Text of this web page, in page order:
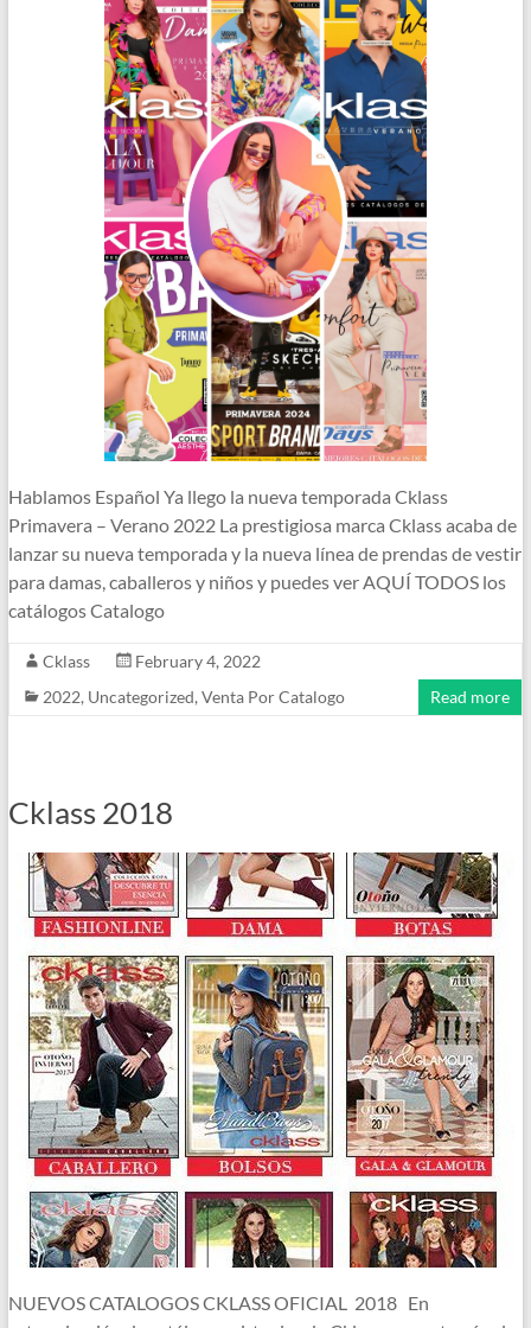
Hablamos Español Ya llego la nueva temporada Cklass
Primavera – Verano 2022 La prestigiosa marca Cklass acaba de
lanzar su nueva temporada y la nueva línea de prendas de vestir
para damas, caballeros y niños y puedes ver AQUÍ TODOS los
catálogos Catalogo
Cklass
February 4, 2022
2022, Uncategorized, Venta Por Catalogo Read more
Cklass 2018
NUEVOS CATALOGOS CKLASS OFICIAL 2018 En